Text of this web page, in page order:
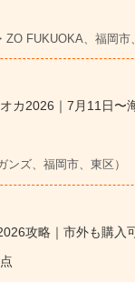
FUKUOKA、福岡市
カ2026｜7月11日〜
ズ、福岡市、東区）
攻略｜市外も購入